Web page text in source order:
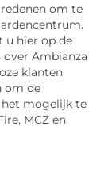
om te
u hier op de
Ambianza
klanten
om de
het mogelijk te
MCZ en